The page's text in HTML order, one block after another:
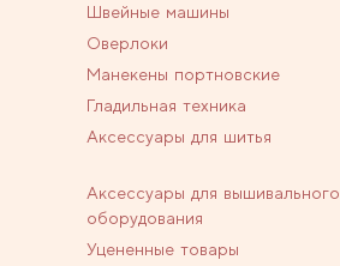
Швейные машины
Оверлоки
Манекены портновские
Гладильная техника
Аксессуары для шитья
Аксессуары для вышивального
оборудования
Уцененные товары